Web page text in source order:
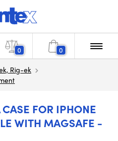
0 0
Rig-ek
FOR IPHONE
WITH MAGSAFE -